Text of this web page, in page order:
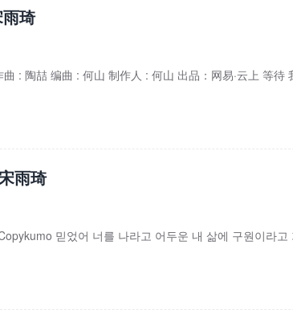
琦
: 陶喆 编曲 : 何山 制作人 : 何山 出品：网易·云上 等待
雨琦
믿었어 너를 나라고 어두운 내 삶에 구원이라고